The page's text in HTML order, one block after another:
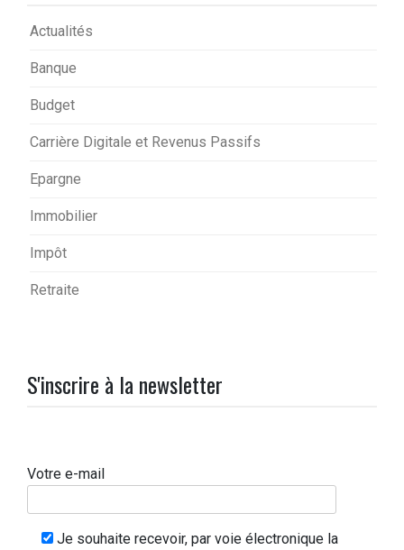
Actualités
Banque
Budget
Carrière Digitale et Revenus Passifs
Epargne
Immobilier
Impôt
Retraite
S'inscrire à la newsletter
Votre e-mail
Je souhaite recevoir, par voie électronique la